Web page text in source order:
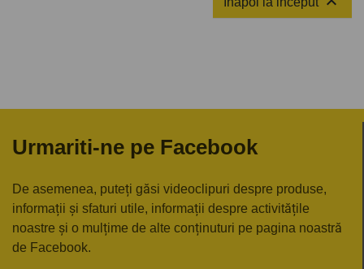
Urmariti-ne pe Facebook
De asemenea, puteți găsi videoclipuri despre produse,
informații și sfaturi utile, informații despre activitățile
noastre și o mulțime de alte conținuturi pe pagina noastră
de Facebook.